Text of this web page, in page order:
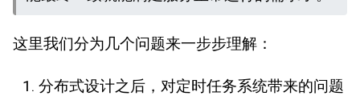
这里我们分为几个问题来一步步理解：
分布式设计之后，对定时任务系统带来的问题